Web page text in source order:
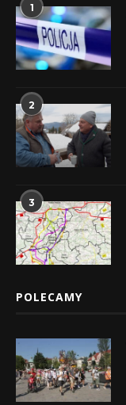
1
2
3
POLECAMY